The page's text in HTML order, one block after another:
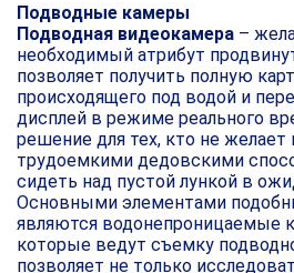
Подводные камеры
Подводная видеокамера –
необходимый атрибут
позволяет получить полную
происходящего под водой и
дисплей в режиме реального
решение для тех, кто не желает
трудоемкими дедовскими
сидеть над пустой лункой в
Основными элементами
являются водонепроницаемые
которые ведут съемку
позволяет не только